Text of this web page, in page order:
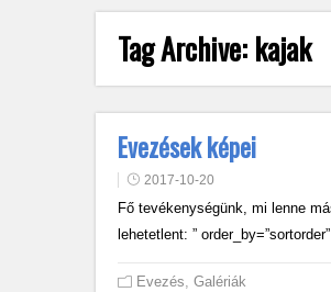
Tag Archive: kajak
Evezések képei
2017-10-20
Fő tevékenységünk, mi lenne
lehetetlent: ”
Evezés, Galériák